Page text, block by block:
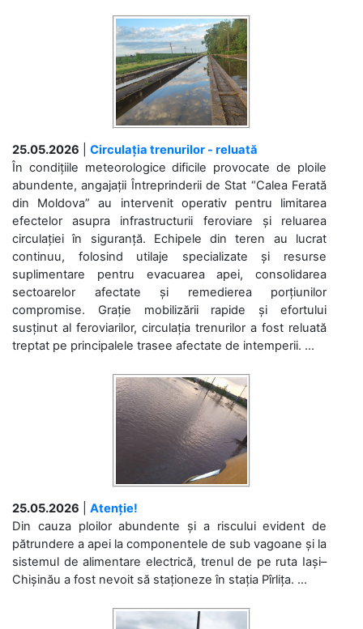
25.05.2026
Circulația trenurilor - reluată
În condițiile meteorologice dificile provocate de ploile
abundente, angajații Întreprinderii de Stat “Calea Ferată
din Moldova” au intervenit operativ pentru limitarea
efectelor asupra infrastructurii feroviare și reluarea
circulației în siguranță. Echipele din teren au lucrat
continuu, folosind utilaje specializate și resurse
suplimentare pentru evacuarea apei, consolidarea
sectoarelor afectate și remedierea porțiunilor
compromise. Grație mobilizării rapide și efortului
susținut al feroviarilor, circulația trenurilor a fost reluată
treptat pe principalele trasee afectate de intemperii. ...
25.05.2026
Atenție!
Din cauza ploilor abundente și a riscului evident de
pătrundere a apei la componentele de sub vagoane și la
sistemul de alimentare electrică, trenul de pe ruta Iași–
Chișinău a fost nevoit să staționeze în stația Pîrlița. ...